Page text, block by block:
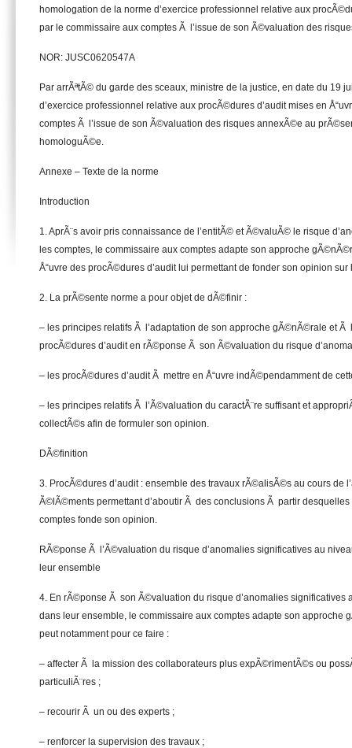
homologation de la norme d’exercice professionnel relative aux
par le commissaire aux comptes Ã l’issue de son Ã©valuation des
NOR: JUSC0620547A
Par arrÃªtÃ© du garde des sceaux, ministre de la justice, en date du 19
d’exercice professionnel relative aux procÃ©dures d’audit mises en
comptes Ã l’issue de son Ã©valuation des risques annexÃ©e au
homologuÃ©e.
Annexe – Texte de la norme
Introduction
1. AprÃ¨s avoir pris connaissance de l’entitÃ© et Ã©valuÃ© le risque
les comptes, le commissaire aux comptes adapte son approche
Å“uvre des procÃ©dures d’audit lui permettant de fonder son opinion sur
2. La prÃ©sente norme a pour objet de dÃ©finir :
– les principes relatifs Ã l’adaptation de son approche gÃ©nÃ©rale et Ã
procÃ©dures d’audit en rÃ©ponse Ã son Ã©valuation du risque
– les procÃ©dures d’audit Ã mettre en Å“uvre indÃ©pendamment de
– les principes relatifs Ã l’Ã©valuation du caractÃ¨re suffisant et
collectÃ©s afin de formuler son opinion.
DÃ©finition
3. ProcÃ©dures d’audit : ensemble des travaux rÃ©alisÃ©s au cours de
Ã©lÃ©ments permettant d’aboutir Ã des conclusions Ã partir
comptes fonde son opinion.
RÃ©ponse Ã l’Ã©valuation du risque d’anomalies significatives au
leur ensemble
4. En rÃ©ponse Ã son Ã©valuation du risque d’anomalies significatives
dans leur ensemble, le commissaire aux comptes adapte son approche
peut notamment pour ce faire :
– affecter Ã la mission des collaborateurs plus expÃ©rimentÃ©s ou
particuliÃ¨res ;
– recourir Ã un ou des experts ;
– renforcer la supervision des travaux ;